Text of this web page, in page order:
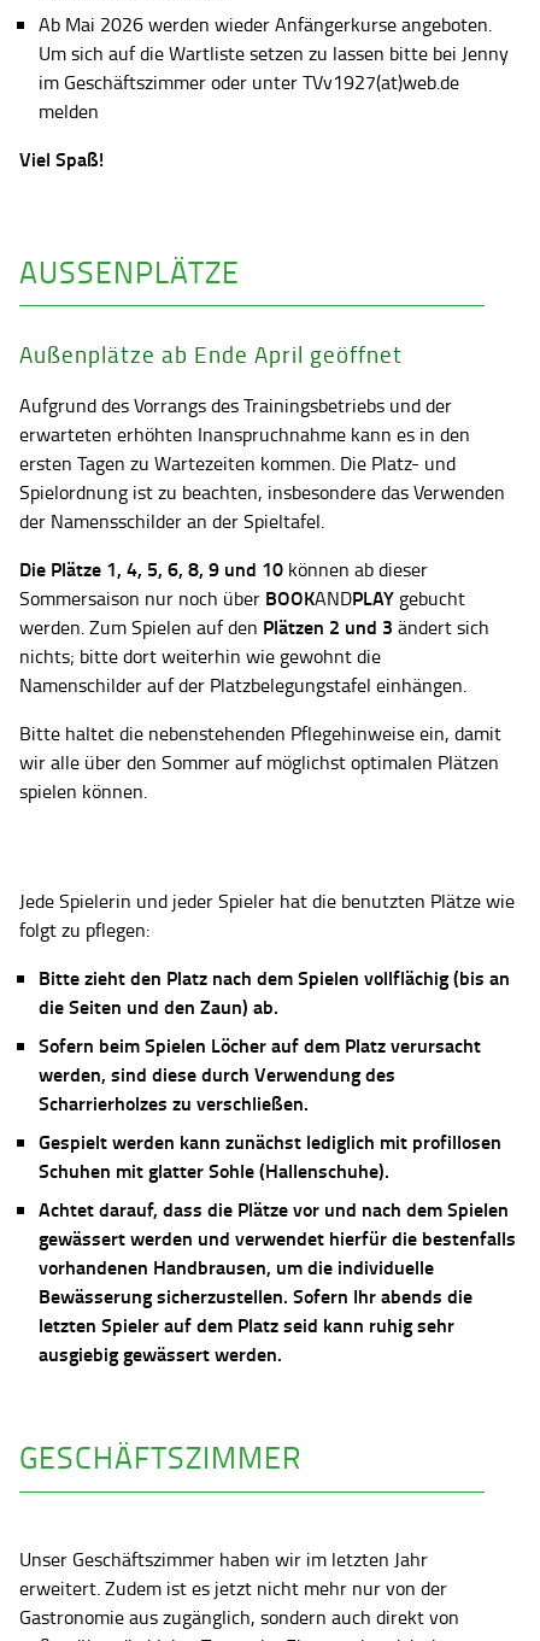
Ab Mai 2026 werden wieder Anfängerkurse angeboten.
Um sich auf die Wartliste setzen zu lassen bitte bei Jenny
im Geschäftszimmer oder unter TVv1927(at)web.de
melden
Viel Spaß!
AUSSENPLÄTZE
Außenplätze ab Ende April geöffnet
Aufgrund des Vorrangs des Trainingsbetriebs und der
erwarteten erhöhten Inanspruchnahme kann es in den
ersten Tagen zu Wartezeiten kommen. Die Platz- und
Spielordnung ist zu beachten, insbesondere das Verwenden
der Namensschilder an der Spieltafel.
Die Plätze 1, 4, 5, 6, 8, 9 und 10 können ab dieser
Sommersaison nur noch über BOOKANDPLAY gebucht
werden. Zum Spielen auf den Plätzen 2 und 3 ändert sich
nichts; bitte dort weiterhin wie gewohnt die
Namenschilder auf der Platzbelegungstafel einhängen.
Bitte haltet die nebenstehenden Pflegehinweise ein, damit
wir alle über den Sommer auf möglichst optimalen Plätzen
spielen können.
Jede Spielerin und jeder Spieler hat die benutzten Plätze wie
folgt zu pflegen:
Bitte zieht den Platz nach dem Spielen vollflächig (bis an
die Seiten und den Zaun) ab.
Sofern beim Spielen Löcher auf dem Platz verursacht
werden, sind diese durch Verwendung des
Scharrierholzes zu verschließen.
Gespielt werden kann zunächst lediglich mit profillosen
Schuhen mit glatter Sohle (Hallenschuhe).
Achtet darauf, dass die Plätze vor und nach dem Spielen
gewässert werden und verwendet hierfür die bestenfalls
vorhandenen Handbrausen, um die individuelle
Bewässerung sicherzustellen. Sofern Ihr abends die
letzten Spieler auf dem Platz seid kann ruhig sehr
ausgiebig gewässert werden.
GESCHÄFTSZIMMER
Unser Geschäftszimmer haben wir im letzten Jahr
erweitert. Zudem ist es jetzt nicht mehr nur von der
Gastronomie aus zugänglich, sondern auch direkt von